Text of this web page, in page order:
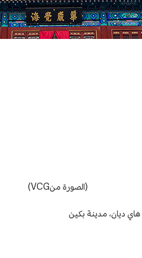
(الصورة منVCG)